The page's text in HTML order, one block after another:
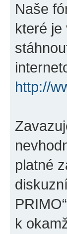
Naše
které je
http://
platné
k